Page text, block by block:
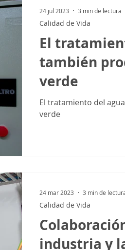
El
también
verde
El tratamiento del
verde
Calidad de Vida
24 jul 2023 3 min de lectura
industria y
Calidad de Vida
24 mar 2023 3 min de